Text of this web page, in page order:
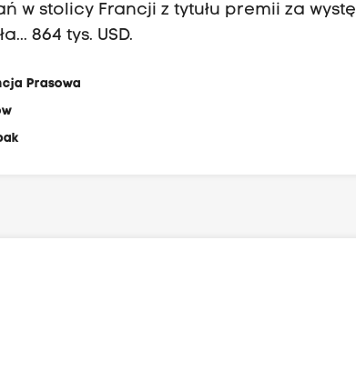
w stolicy Francji z tytułu premii za
864 tys. USD.
Prasowa